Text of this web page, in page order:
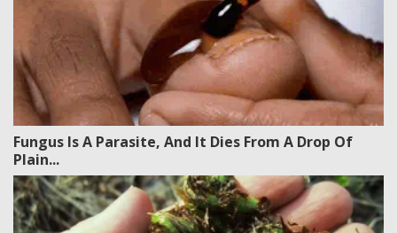
Fungus Is A Parasite, And It Dies From A Drop Of
Plain...